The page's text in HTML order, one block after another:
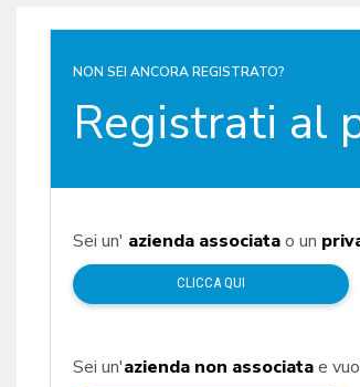
NON SEI ANCORA REGISTRATO?
Registrati al
Sei un' azienda associatao un
CLICCA QUI
Sei un'azienda non associatae